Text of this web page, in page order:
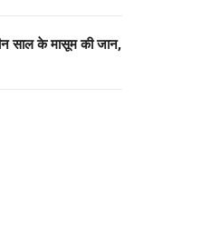
साल के मासूम की जान,